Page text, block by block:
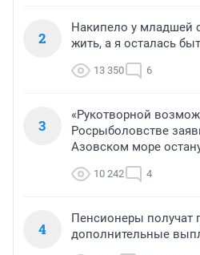
2
Накипело у младшей
жить, а я осталась
13 350 6
3
«Рукотворной
Росрыболовстве
Азовском море
10 242 4
4
Пенсионеры получат
дополнительные